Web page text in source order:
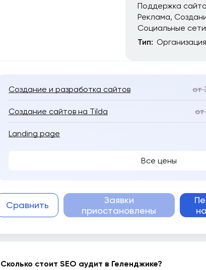
Поддержка
Реклама
Социальные сети
Тип: Организация
Создание и разработка сайтов от
Создание сайтов на Tilda от
Landing page
Все цены
Сравнить
Заявки
приостановлены
Сколько стоит SEO аудит в Геленджике?